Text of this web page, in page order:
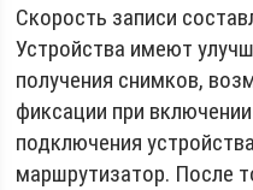
Скорость записи
Устройства имеют
получения снимков,
фиксации при
подключения
маршрутизатор. После